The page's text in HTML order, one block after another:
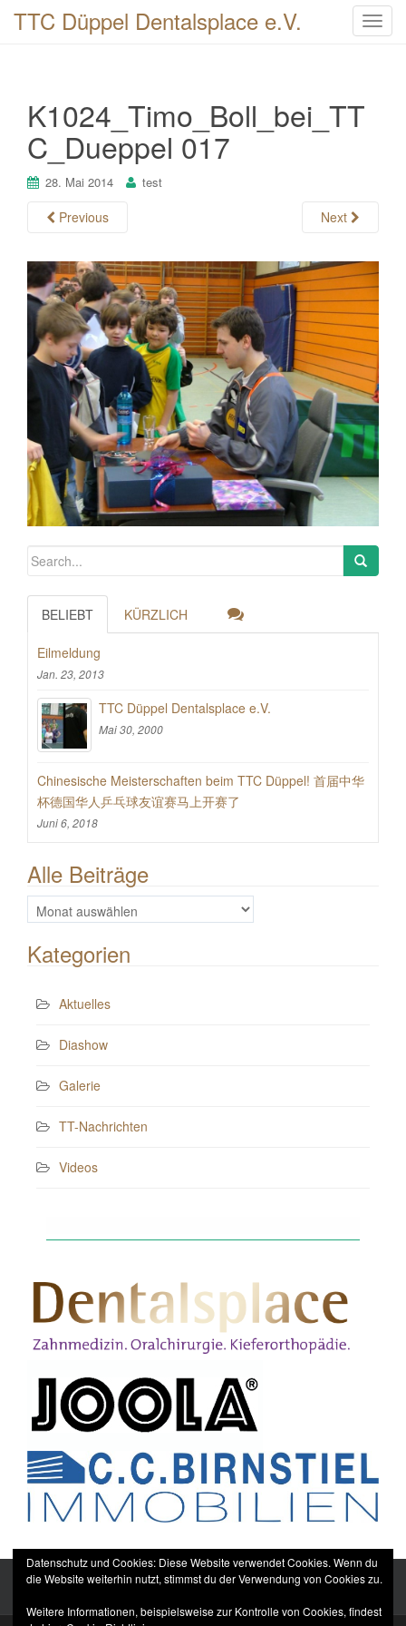
T
t
i
o
n
TTC Düppel Dentalsplace e.V.
K1024_Timo_Boll_bei_TT
C_Dueppel 017
28. Mai 2014 test
Previous Next
BELIEBT KÜRZLICH
Eilmeldung
Jan. 23, 2013
TTC Düppel Dentalsplace e.V.
Mai 30, 2000
Chinesische Meisterschaften beim TTC Düppel! 首届中华
杯德国华人乒乓球友谊赛马上开赛了
Juni 6, 2018
Alle Beiträge
Alle
Beiträge
Kategorien
Aktuelles
Diashow
Galerie
TT-Nachrichten
Videos
Datenschutz und Cookies: Diese Website verwendet Cookies. Wenn du
die Website weiterhin nutzt, stimmst du der Verwendung von Cookies zu.
Weitere Informationen, beispielsweise zur Kontrolle von Cookies, findest